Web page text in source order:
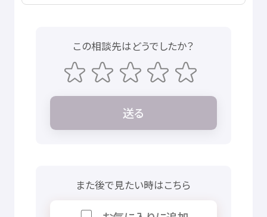
この相談先はどうでしたか？
送る
また後で見たい時はこちら